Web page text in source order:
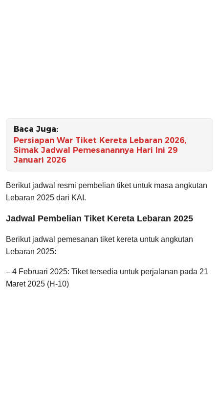
Baca Juga:
Persiapan War Tiket Kereta Lebaran 2026,
Simak Jadwal Pemesanannya Hari Ini 29
Januari 2026
Berikut jadwal resmi pembelian tiket untuk masa angkutan
Lebaran 2025 dari KAI.
Jadwal Pembelian Tiket Kereta Lebaran 2025
Berikut jadwal pemesanan tiket kereta untuk angkutan
Lebaran 2025:
– 4 Februari 2025: Tiket tersedia untuk perjalanan pada 21
Maret 2025 (H-10)